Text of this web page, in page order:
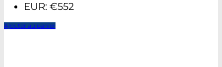
EUR: €552
Ajouter au panier